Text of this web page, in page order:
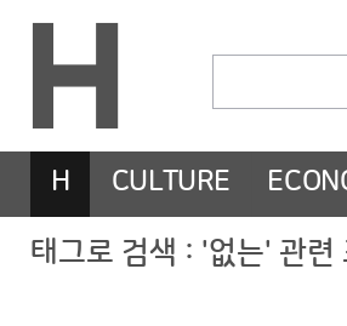
H CULTURE
태그로 검색 : '없는' 관련